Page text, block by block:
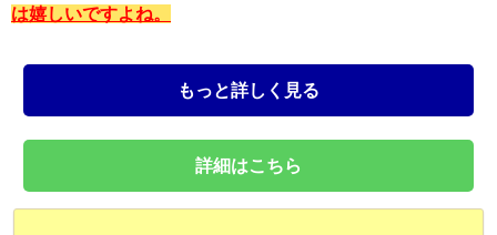
は嬉しいですよね。
もっと詳しく見る
詳細はこちら